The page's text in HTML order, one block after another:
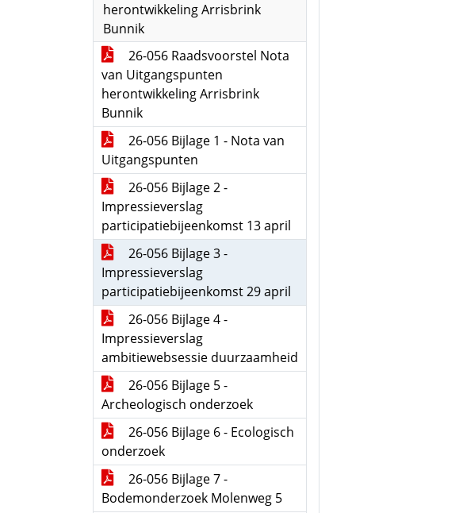
herontwikkeling Arrisbrink
Bunnik
26-056 Raadsvoorstel Nota
van Uitgangspunten
herontwikkeling Arrisbrink
Bunnik
26-056 Bijlage 1 - Nota van
Uitgangspunten
26-056 Bijlage 2 -
Impressieverslag
participatiebijeenkomst 13 april
26-056 Bijlage 3 -
Impressieverslag
participatiebijeenkomst 29 april
26-056 Bijlage 4 -
Impressieverslag
ambitiewebsessie duurzaamheid
26-056 Bijlage 5 -
Archeologisch onderzoek
26-056 Bijlage 6 - Ecologisch
onderzoek
26-056 Bijlage 7 -
Bodemonderzoek Molenweg 5